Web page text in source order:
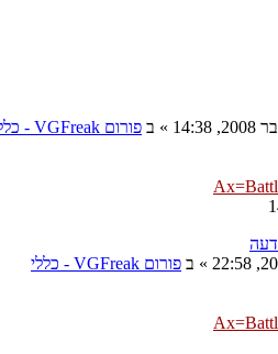
» ב פורום VGFreak - כללי
» ב פורום VGFreak - כללי